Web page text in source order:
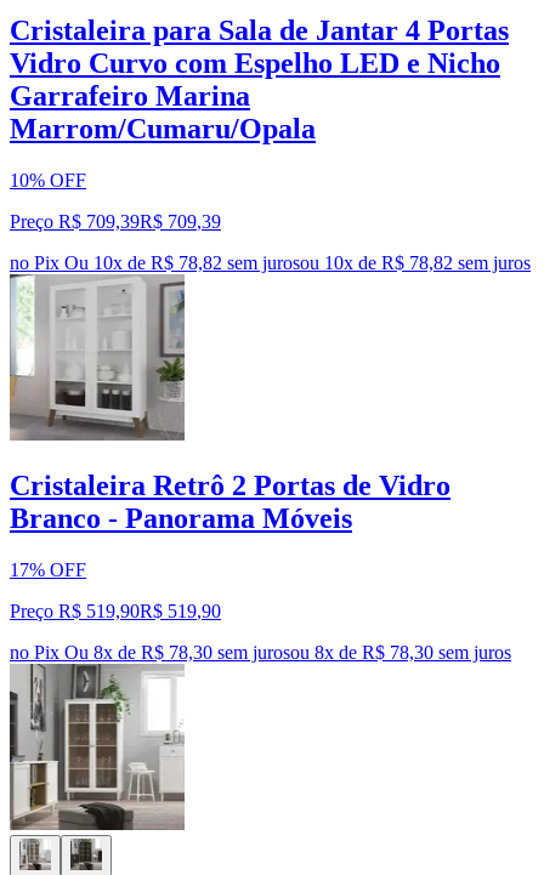
Cristaleira para Sala de Jantar 4 Portas
Vidro Curvo com Espelho LED e Nicho
Garrafeiro Marina
Marrom/Cumaru/Opala
10% OFF
Preço R$ 709,39R$ 709,39
no Pix Ou 10x de R$ 78,82 sem jurosou 10x de R$ 78,82 sem juros
Cristaleira Retrô 2 Portas de Vidro
Branco - Panorama Móveis
17% OFF
Preço R$ 519,90R$ 519,90
no Pix Ou 8x de R$ 78,30 sem jurosou 8x de R$ 78,30 sem juros